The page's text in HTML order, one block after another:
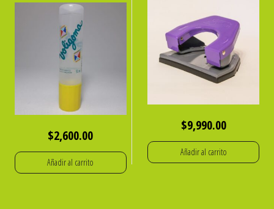
$2,600.00
Añadir al carrito
$9,990.00
Añadir al carrito